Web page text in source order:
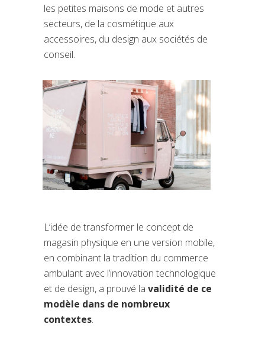
les petites maisons de mode et autres
secteurs, de la cosmétique aux
accessoires, du design aux sociétés de
conseil.
L’idée de transformer le concept de
magasin physique en une version mobile,
en combinant la tradition du commerce
ambulant avec l’innovation technologique
et de design, a prouvé la validité de ce
modèle dans de nombreux
contextes.